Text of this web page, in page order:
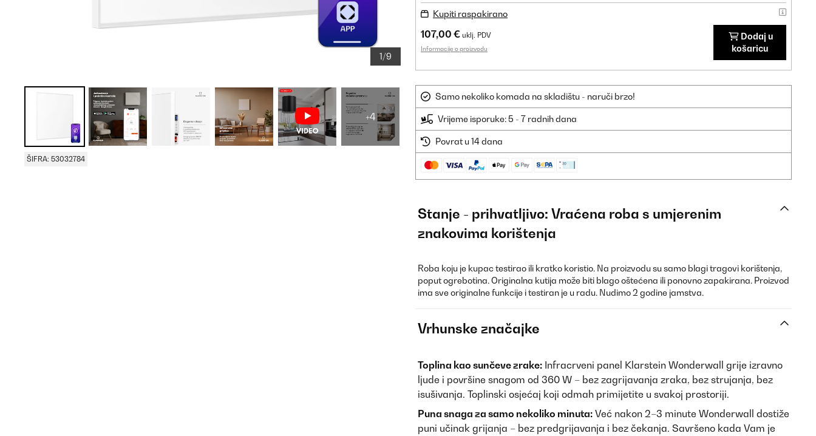
1/9
+4
ŠIFRA: 53032784
Kupiti raspakirano
107,00 € uklj. PDV
Informacije o proizvodu
Dodaj u
košaricu
Samo nekoliko komada na skladištu - naruči brzo!
Vrijeme isporuke: 5 - 7 radnih dana
Povrat u 14 dana
Stanje - prihvatljivo: Vraćena roba s umjerenim
znakovima korištenja
Roba koju je kupac testirao ili kratko koristio. Na proizvodu su samo blagi tragovi korištenja,
poput ogrebotina. Originalna kutija može biti blago oštećena ili ponovno zapakirana. Proizvod
ima sve originalne funkcije i testiran je u radu. Nudimo 2 godine jamstva.
Vrhunske značajke
Toplina kao sunčeve zrake: Infracrveni panel Klarstein Wonderwall grije izravno
ljude i površine snagom od 360 W – bez zagrijavanja zraka, bez strujanja, bez
isušivanja. Toplinski osjećaj koji odmah primijetite u svakoj prostoriji.
Puna snaga za samo nekoliko minuta: Već nakon 2–3 minute Wonderwall dostiže
puni učinak grijanja – bez predgrijavanja i bez čekanja. Savršeno kada Vam je